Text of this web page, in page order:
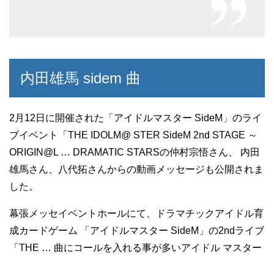
内田雄馬 sidem 曲
2月12日に開催された「アイドルマスター SideM」のライ
ブイベント「THE IDOLM@ STER SideM 2nd STAGE ～
ORIGIN@L … DRAMATIC STARSの仲村宗悟さん、 内田
雄馬さん、八代拓さんからの動画メッセージも公開されま
した。
幕張メッセイベントホールにて、ドラマチックアイドル育
成カードゲーム 「アイドルマスター SideM」の2ndライブ
「THE … 曲にコールを入れる事が多いアイドル マスター